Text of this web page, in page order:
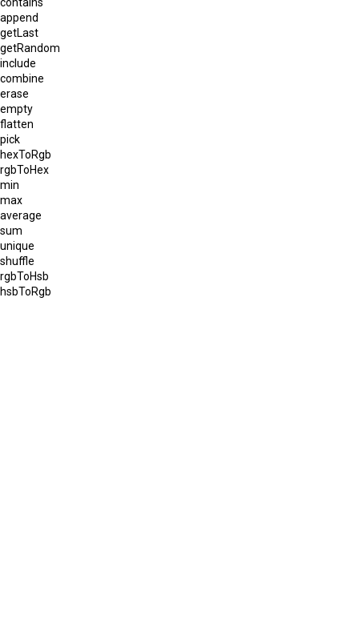
append
getLast
getRandom
include
combine
erase
empty
flatten
pick
hexToRgb
rgbToHex
min
max
average
sum
unique
shuffle
rgbToHsb
hsbToRgb